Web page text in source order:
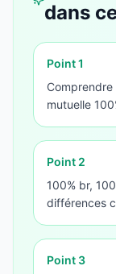
dans
Point1
mutuelle
Point 2
100% br,
différences
Point 3